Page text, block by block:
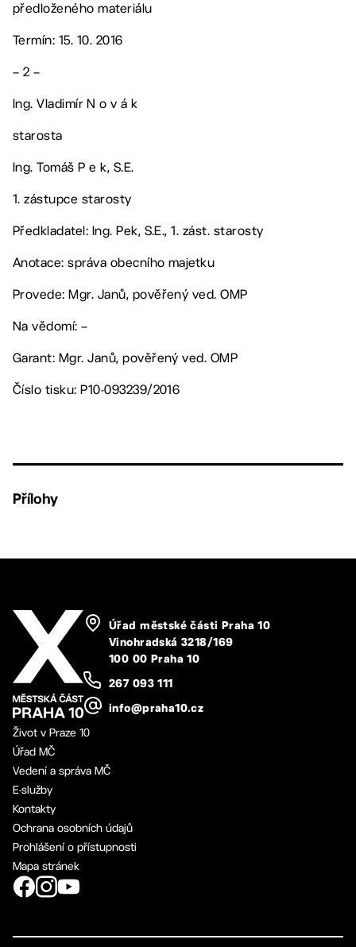
předloženého materiálu
Termín: 15. 10. 2016
– 2 –
Ing. Vladimír N o v á k
starosta
Ing. Tomáš P e k, S.E.
1. zástupce starosty
Předkladatel: Ing. Pek, S.E., 1. zást. starosty
Anotace: správa obecního majetku
Provede: Mgr. Janů, pověřený ved. OMP
Na vědomí: –
Garant: Mgr. Janů, pověřený ved. OMP
Číslo tisku: P10-093239/2016
Přílohy
Úřad městské části Praha 10
Vinohradská 3218/169
100 00 Praha 10
267 093 111
info@praha10.cz
Život v Praze 10
Úřad MČ
Vedení a správa MČ
E-služby
Kontakty
Ochrana osobních údajů
Prohlášení o přístupnosti
Mapa stránek